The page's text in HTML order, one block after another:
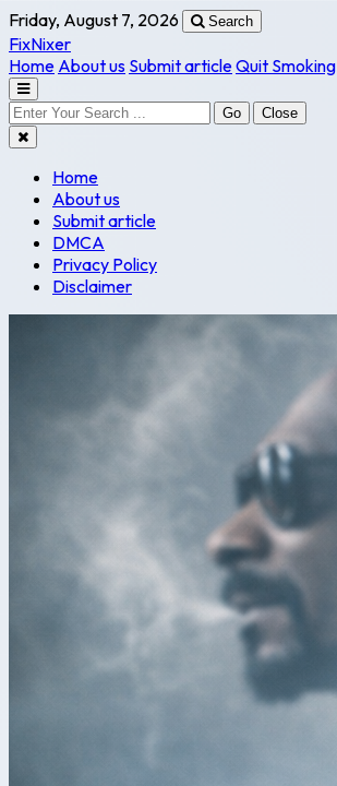
Friday, August 7, 2026 Search
FixNixer
Home About us Submit articleQuit Smoking
Go Close
Home
About us
Submit article
DMCA
Privacy Policy
Disclaimer